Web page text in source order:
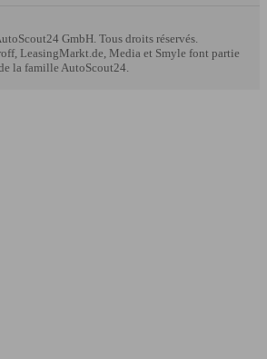
GmbH. Tous droits réservés.
LeasingMarkt.de, Media et Smyle font partie
la famille AutoScout24.